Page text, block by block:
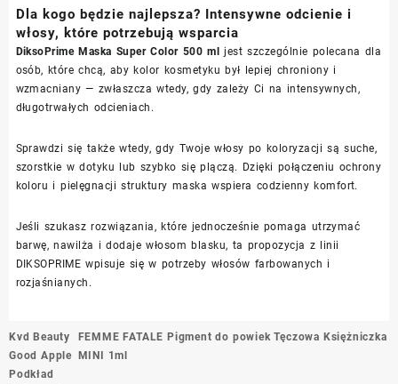
Dla kogo będzie najlepsza? Intensywne odcienie i
włosy, które potrzebują wsparcia
DiksoPrime Maska Super Color 500 ml jest szczególnie polecana dla
osób, które chcą, aby kolor kosmetyku był lepiej chroniony i
wzmacniany — zwłaszcza wtedy, gdy zależy Ci na intensywnych,
długotrwałych odcieniach.
Sprawdzi się także wtedy, gdy Twoje włosy po koloryzacji są suche,
szorstkie w dotyku lub szybko się plączą. Dzięki połączeniu ochrony
koloru i pielęgnacji struktury maska wspiera codzienny komfort.
Jeśli szukasz rozwiązania, które jednocześnie pomaga utrzymać
barwę, nawilża i dodaje włosom blasku, ta propozycja z linii
DIKSOPRIME wpisuje się w potrzeby włosów farbowanych i
rozjaśnianych.
Nawigacja
wpisu
Kvd Beauty
Good Apple
Podkład
FEMME FATALE Pigment do powiek Tęczowa Księżniczka
MINI 1ml